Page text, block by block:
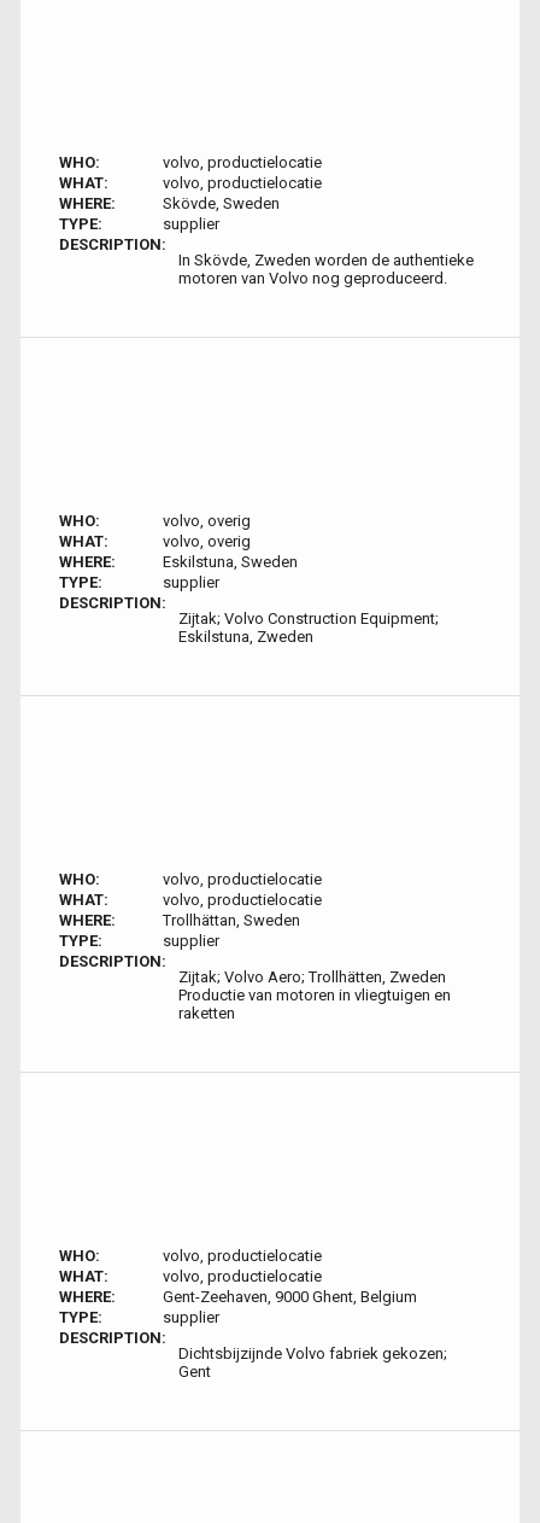
WHO:
volvo, productielocatie
WHAT:
volvo, productielocatie
WHERE:
Skövde, Sweden
TYPE:
supplier
DESCRIPTION:
In Skövde, Zweden worden de authentieke
motoren van Volvo nog geproduceerd.
WHO:
volvo, overig
WHAT:
volvo, overig
WHERE:
Eskilstuna, Sweden
TYPE:
supplier
DESCRIPTION:
Zijtak; Volvo Construction Equipment;
Eskilstuna, Zweden
WHO:
volvo, productielocatie
WHAT:
volvo, productielocatie
WHERE:
Trollhättan, Sweden
TYPE:
supplier
DESCRIPTION:
Zijtak; Volvo Aero; Trollhätten, Zweden
Productie van motoren in vliegtuigen en
raketten
WHO:
volvo, productielocatie
WHAT:
volvo, productielocatie
WHERE:
Gent-Zeehaven, 9000 Ghent, Belgium
TYPE:
supplier
DESCRIPTION:
Dichtsbijzijnde Volvo fabriek gekozen;
Gent